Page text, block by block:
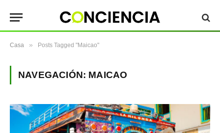
Casa » Posts Tagged "Maicao"
NAVEGACIÓN: MAICAO